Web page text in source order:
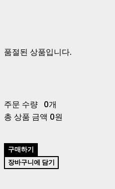
품절된 상품입니다.
주문 수량 0개
총 상품 금액 0원
구매하기
장바구니에 담기